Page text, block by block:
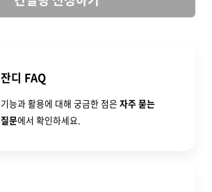
잔디 FAQ
기능과 활용에 대해 궁금한 점은 자주 묻는
질문에서 확인하세요.